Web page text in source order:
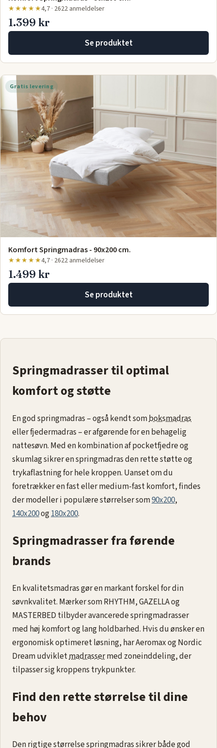
★★★★★4,7 · 2622 anmeldelser
1.399 kr
Se produktet
Gratis levering
Komfort Springmadras - 90x200 cm.
★★★★★4,7 · 2622 anmeldelser
1.499 kr
Se produktet
Springmadrasser til optimal
komfort og støtte
En god springmadras – også kendt somboksmadras
eller fjedermadras – er afgørende for en behagelig
nattesøvn. Med en kombination af pocketfjedre og
skumlag sikrer en springmadras den rette støtte og
trykaflastning for hele kroppen. Uanset om du
foretrækker en fast eller medium-fast komfort, findes
der modeller i populære størrelser som90x200,
140x200og180x200.
Springmadrasser fra førende
brands
En kvalitetsmadras gør en markant forskel for din
søvnkvalitet. Mærker som RHYTHM, GAZELLA og
MASTERBED tilbyder avancerede springmadrasser
med høj komfort og lang holdbarhed. Hvis du ønsker en
ergonomisk optimeret løsning, har Aeromax og Nordic
Dream udvikletmadrassermed zoneinddeling, der
tilpasser sig kroppens trykpunkter.
Find den rette størrelse til dine
behov
Den rigtige størrelse springmadras sikrer både god